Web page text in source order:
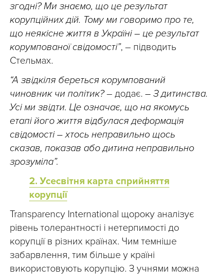
згодні? Ми знаємо, що це результат
корупційних дій. Тому ми говоримо про те,
що неякісне життя в Україні – це результат
корумпованої свідомості”, – підводить
Стельмах.
“А звідкіля береться корумпований
чиновник чи політик?– додає. – З дитинства.
Усі ми звідти. Це означає, що на якомусь
етапі його життя відбулася деформація
свідомості – хтось неправильно щось
сказав, показав або дитина неправильно
зрозуміла”.
2. Усесвітня карта сприйняття
корупції
Transparency International щороку аналізує
рівень толерантності і нетерпимості до
корупції в різних країнах. Чим темніше
забарвлення, тим більше у країні
використовують корупцію. З учнями можна